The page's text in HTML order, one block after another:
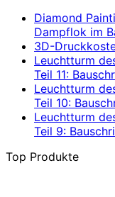
Diamond
Dampflok im
3D-
Leuchtturm
Teil 11:
Leuchtturm
Teil 10:
Leuchtturm
Teil 9:
Top Produkte